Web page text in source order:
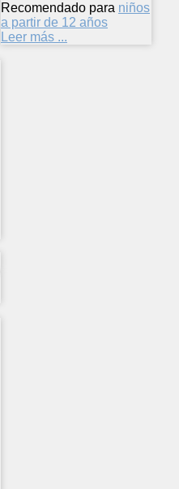
Recomendado para niños
a partir de 12 años
Leer más ...